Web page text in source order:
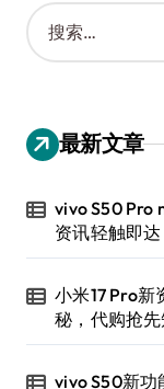
搜
索
：
最新文章
vivo S50 Pro
资讯轻触即达
小米17 Pro新
秘，代购抢先
vivo S50新功